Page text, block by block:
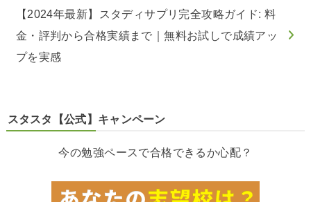
【2024年最新】スタディサプリ完全攻略ガイド: 料
金・評判から合格実績まで｜無料お試しで成績アッ
プを実感
スタスタ【公式】キャンペーン
今の勉強ペースで合格できるか心配？